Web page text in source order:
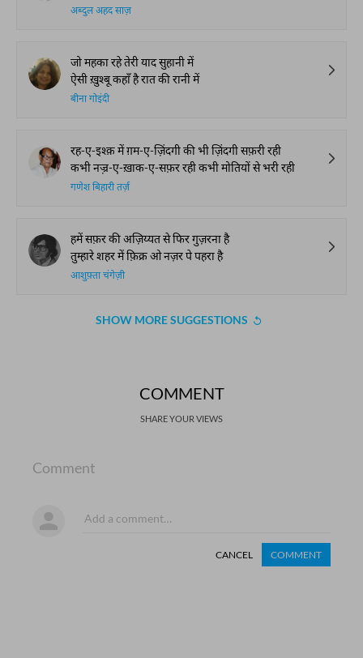
अब्दुल अहद साज़
जो महका रहे तेरी याद सुहानी में
ऐसी ख़ुश्बू कहाँ है रात की रानी में
बीना गोइंदी
रह-ए-इश्क़ में ग़म-ए-ज़िंदगी की भी ज़िंदगी सफ़री रही
कभी नज़्र-ए-ख़ाक-ए-सफ़र रही कभी मोतियों से भरी रही
गणेश बिहारी तर्ज़
हमें सफ़र की अज़िय्यत से फिर गुज़रना है
तुम्हारे शहर में फ़िक्र ओ नज़र पे पहरा है
आशुफ़्ता चंगेज़ी
SHOW MORE SUGGESTIONS
COMMENT
SHARE YOUR VIEWS
Comment
CANCEL COMMENT